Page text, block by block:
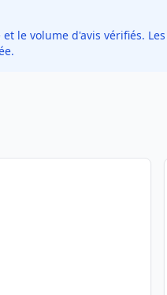
volume d'avis vérifiés.